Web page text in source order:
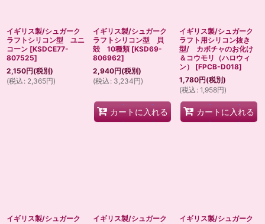
イギリス製/シュガーク
ラフトシリコン型 ユニ
コーン [KSDCE77-
807525]
2,150円(税別)
(税込 : 2,365円)
イギリス製/シュガーク
ラフトシリコン型 貝
殻 10種類 [KSD69-
806962]
2,940円(税別)
(税込 : 3,234円)
カートに入れる
イギリス製/シュガーク
ラフト用シリコン抜き
型/ カボチャのお化け
＆コウモリ（ハロウィ
ン）
[FPCB-D018]
1,780円(税別)
(税込 : 1,958円)
カートに入れる
イギリス製/シュガーク
イギリス製/シュガーク
イギリス製/シュガーク